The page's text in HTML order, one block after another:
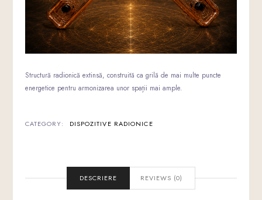
Structură radionică extinsă, construită ca grilă de mai multe puncte
energetice pentru armonizarea unor spații mai ample.
CATEGORY: DISPOZITIVE RADIONICE
DESCRIERE REVIEWS (0)